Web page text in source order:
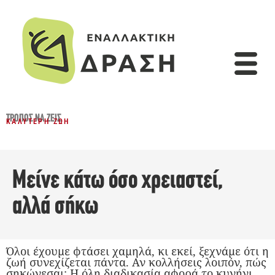
ΤΡΌΠΟΣ ΝΑ ΖΕΙΣ
ΚΑΛΎΤΕΡΗ ΖΩΉ
Μείνε κάτω όσο χρειαστεί,
αλλά σήκω
Όλοι έχουμε φτάσει χαμηλά, κι εκεί, ξεχνάμε ότι η
ζωή συνεχίζεται πάντα. Αν κολλήσεις λοιπόν, πώς